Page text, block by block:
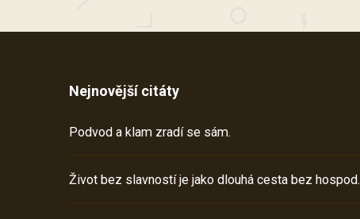
Nejnovější citáty
Podvod a klam zradí se sám.
Život bez slavností je jako dlouhá cesta bez hospod.